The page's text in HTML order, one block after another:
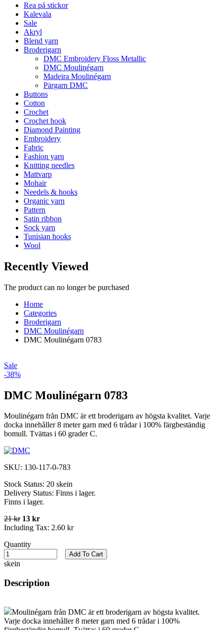
Rea på stickor
Kalevala
Sale
Akryl
Blend yarn
Broderigarn
DMC Embroidery Floss Metallic
DMC Moulinégarn
Madeira Moulinégarn
Pärgarn DMC
Buttons
Cotton
Crochet
Crochet hook
Diamond Painting
Embroidery
Fabric
Fashion yarn
Knitting needles
Mattvarp
Mohair
Needels & hooks
Organic yarn
Pattern
Satin ribbon
Sock yarn
Tunisian hooks
Wool
Recently Viewed
The product can no longer be purchased
Home
Categories
Broderigarn
DMC Moulinégarn
DMC Moulinégarn 0783
Sale
-38%
DMC Moulinégarn 0783
Moulinégarn från DMC är ett broderigarn av högsta kvalitet. Varje
docka innehåller 8 meter garn med 6 trådar i 100% färgbeständig
bomull. Tvättas i 60 grader C.
SKU: 130-117-0-783
Stock Status: 20 skein
Delivery Status: Finns i lager.
Finns i lager.
21 kr 13 kr
Including Tax: 2.60 kr
Quantity
skein
Add To Cart
Description
Moulinégarn från DMC är ett broderigarn av högsta kvalitet.
Varje docka innehåller 8 meter garn med 6 trådar i 100%